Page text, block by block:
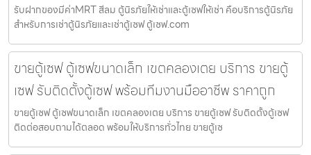
รับฝากของมีค่าMRT สีลม ตู้นิรภัยให้เช่าและตู้เซฟให้เช่า คือบริการตู้นิรภัย
สำหรับการเช่าตู้นิรภัยและเช่าตู้เซฟ ตู้เซฟ.com
ขายตู้เซฟ ตู้เซฟขนาดเล็ก เขตคลองเตย บริการ ขายตู้
เซฟ รับติดตั้งตู้เซฟ พร้อมทีมงานมืออาชีพ ราคาถูก
ขายตู้เซฟ ตู้เซฟขนาดเล็ก เขตคลองเตย บริการ ขายตู้เซฟ รับติดตั้งตู้เซฟ
ติดต่อสอบถามได้ตลอด พร้อมให้บริการทั่วไทย ขายตู้เซ